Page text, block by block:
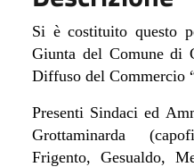
Si è costituito questo
Giunta del Comune di
Diffuso del Commercio
Presenti Sindaci ed
Grottaminarda
Frigento, Gesualdo,